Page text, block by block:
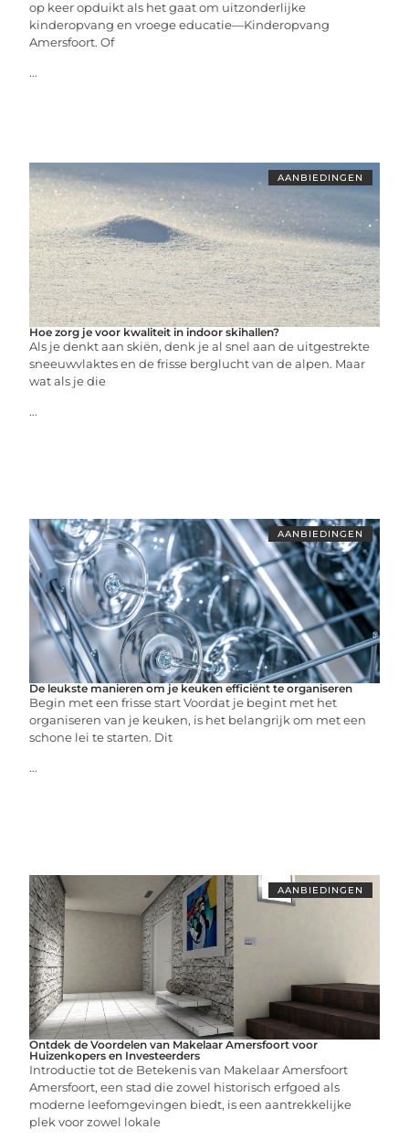
op keer opduikt als het gaat om uitzonderlijke
kinderopvang en vroege educatie—Kinderopvang
Amersfoort. Of
...
AANBIEDINGEN
Hoe zorg je voor kwaliteit in indoor skihallen?
Als je denkt aan skiën, denk je al snel aan de uitgestrekte
sneeuwvlaktes en de frisse berglucht van de alpen. Maar
wat als je die
...
AANBIEDINGEN
De leukste manieren om je keuken efficiënt te organiseren
Begin met een frisse start Voordat je begint met het
organiseren van je keuken, is het belangrijk om met een
schone lei te starten. Dit
...
AANBIEDINGEN
Ontdek de Voordelen van Makelaar Amersfoort voor
Huizenkopers en Investeerders
Introductie tot de Betekenis van Makelaar Amersfoort
Amersfoort, een stad die zowel historisch erfgoed als
moderne leefomgevingen biedt, is een aantrekkelijke
plek voor zowel lokale